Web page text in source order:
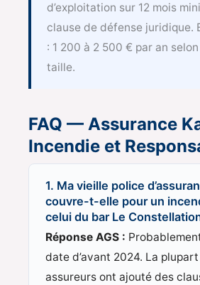
d’exploitation sur 12 mois
clause de défense juridique.
: 1 200 à 2 500 € par an
taille.
FAQ — Assurance
Incendie et
1. Ma vieille police
couvre-t-elle pour un
celui du bar Le
Réponse AGS :
date d’avant 2024. La
assureurs ont ajouté des